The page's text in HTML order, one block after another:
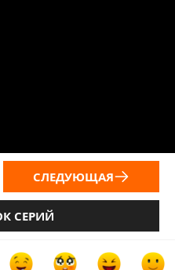
СЕРИЙ
СЛЕДУЮЩАЯ